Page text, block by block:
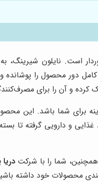
است. نایلون شیرینگ،
دور محصول را پوشانده
کرده و آن را برای
برای شما باشد. این
و دارویی گرفته تا
همچنین، شما را با شرکت
محصولات خود داشته